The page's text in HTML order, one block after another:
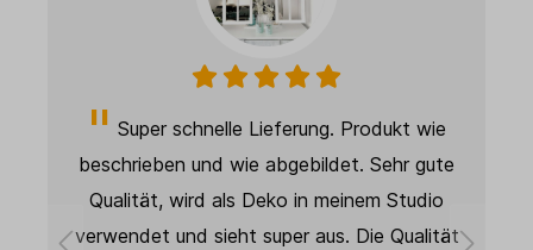
Super schnelle Lieferung. Produkt wie
beschrieben und wie abgebildet. Sehr gute
Qualität, wird als Deko in meinem Studio
verwendet und sieht super aus. Die Qualität